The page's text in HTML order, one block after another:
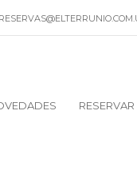
RESERVAR